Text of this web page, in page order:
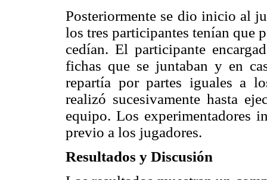
Posteriormente se dio inicio al
los tres participantes tenían que
cedían. El participante
fichas que se juntaban y en
repartía por partes iguales a
realizó sucesivamente hasta
equipo. Los experimentadores
previo a los jugadores.
Resultados y Discusión